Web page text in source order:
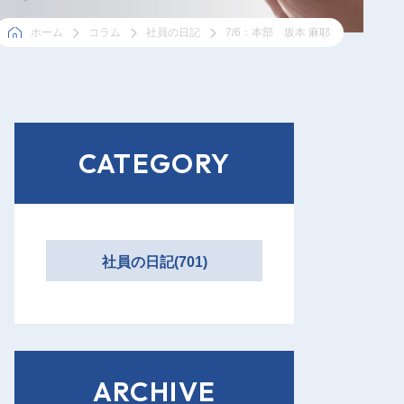
ホーム コラム 社員の日記 7/6：本部 坂本 麻耶
CATEGORY
社員の日記(701)
ARCHIVE